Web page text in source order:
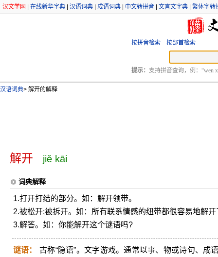
汉文学网 在线新华字典 汉语词典 成语词典 中文转拼音 文言文字典 繁体字转
按拼音检索 按部首检索
提示： 支持拼音查询，例：“wen
汉语词典> 解开的解释
解开 jiě kāi
词典解释
1.打开打结的部分。如：解开领带。
2.被松开;被拆开。如：所有联系情感的纽带都很容易地解开
3.解答。如：你能解开这个谜语吗?
谜语：
古称“隐语”。文字游戏。通常以事、物或诗句、成